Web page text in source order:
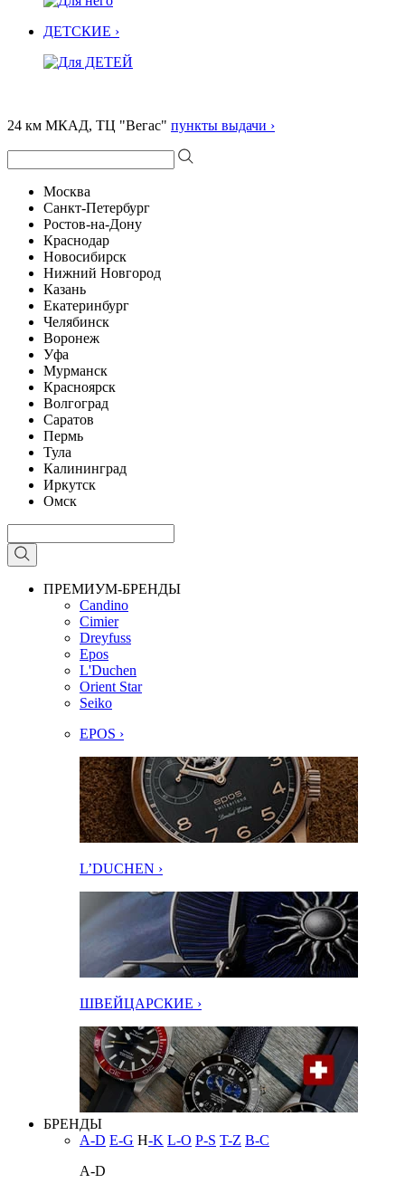
ДЕТСКИЕ ›
24 км МКАД, ТЦ "Вегас" пункты выдачи ›
Москва
Санкт-Петербург
Ростов-на-Дону
Краснодар
Новосибирск
Нижний Новгород
Казань
Екатеринбург
Челябинск
Воронеж
Уфа
Мурманск
Красноярск
Волгоград
Саратов
Пермь
Тула
Калининград
Иркутск
Омск
ПРЕМИУМ-БРЕНДЫ
Candino
Cimier
Dreyfuss
Epos
L'Duchen
Orient Star
Seiko
EPOS ›
L’DUCHEN ›
ШВЕЙЦАРСКИЕ ›
БРЕНДЫ
A-D E-G H-K L-O P-S T-Z В-С
A-D